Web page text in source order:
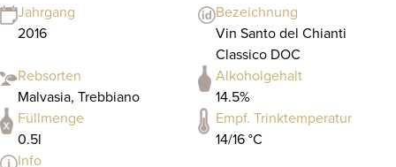
Jahrgang
2016
Bezeichnung
Vin Santo del Chianti
Classico DOC
Rebsorten
Malvasia, Trebbiano
Alkoholgehalt
14.5%
Füllmenge
0.5l
Empf. Trinktemperatur
14/16 °C
Info